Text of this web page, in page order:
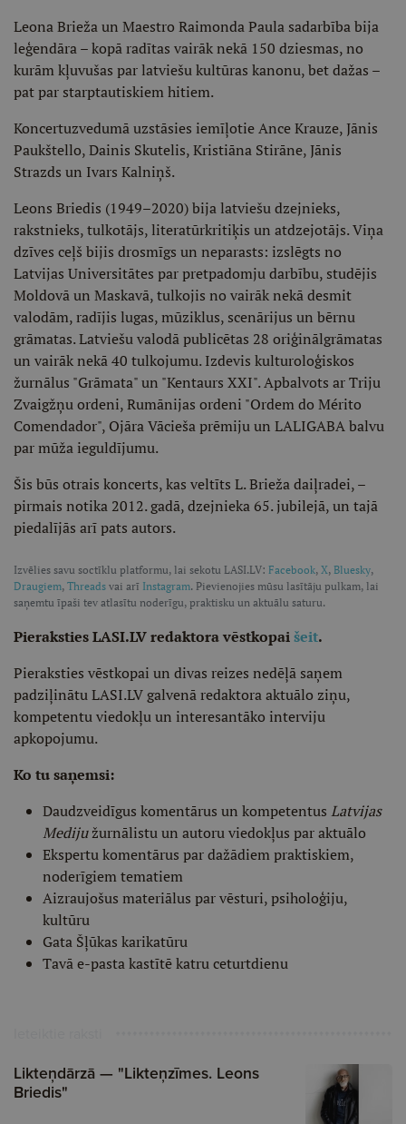
Leona Brieža un Maestro Raimonda Paula sadarbība bija
leģendāra – kopā radītas vairāk nekā 150 dziesmas, no
kurām kļuvušas par latviešu kultūras kanonu, bet dažas –
pat par starptautiskiem hitiem.
Koncertuzvedumā uzstāsies iemīļotie Ance Krauze, Jānis
Paukštello, Dainis Skutelis, Kristiāna Stirāne, Jānis
Strazds un Ivars Kalniņš.
Leons Briedis (1949–2020) bija latviešu dzejnieks,
rakstnieks, tulkotājs, literatūrkritiķis un atdzejotājs. Viņa
dzīves ceļš bijis drosmīgs un neparasts: izslēgts no
Latvijas Universitātes par pretpadomju darbību, studējis
Moldovā un Maskavā, tulkojis no vairāk nekā desmit
valodām, radījis lugas, mūziklus, scenārijus un bērnu
grāmatas. Latviešu valodā publicētas 28 oriģinālgrāmatas
un vairāk nekā 40 tulkojumu. Izdevis kulturoloģiskos
žurnālus "Grāmata" un "Kentaurs XXI". Apbalvots ar Triju
Zvaigžņu ordeni, Rumānijas ordeni "Ordem do Mérito
Comendador", Ojāra Vācieša prēmiju un LALIGABA balvu
par mūža ieguldījumu.
Šis būs otrais koncerts, kas veltīts L. Brieža daiļradei, –
pirmais notika 2012. gadā, dzejnieka 65. jubilejā, un tajā
piedalījās arī pats autors.
Izvēlies savu soctīklu platformu, lai sekotu LASI.LV: Facebook, X, Bluesky,
Draugiem, Threads vai arī Instagram. Pievienojies mūsu lasītāju pulkam, lai
saņemtu īpaši tev atlasītu noderīgu, praktisku un aktuālu saturu.
Pieraksties LASI.LV redaktora vēstkopaišeit.
Pieraksties vēstkopai un divas reizes nedēļā saņem
padziļinātu LASI.LV galvenā redaktora aktuālo ziņu,
kompetentu viedokļu un interesantāko interviju
apkopojumu.
Ko tu saņemsi:
Daudzveidīgus komentārus un kompetentus Latvijas
Medijužurnālistu un autoru viedokļus par aktuālo
Ekspertu komentārus par dažādiem praktiskiem,
noderīgiem tematiem
Aizraujošus materiālus par vēsturi, psiholoģiju,
kultūru
Gata Šļūkas karikatūru
Tavā e-pasta kastītē katru ceturtdienu
Likteņdārzā — "Likteņzīmes. Leons
Briedis"